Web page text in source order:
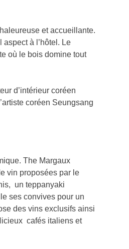
et accueillante.
à l’hôtel. Le
où le bois domine tout
d’intérieur coréen
coréen Seungsang
The Margaux
vin proposées par le
un teppanyaki
ses convives pour un
des vins exclusifs ainsi
cafés italiens et